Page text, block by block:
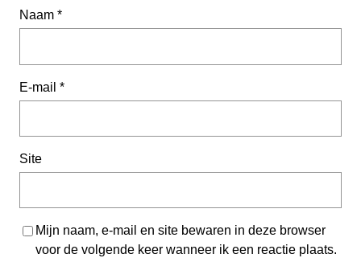
Naam *
E-mail *
Site
Mijn naam, e-mail en site bewaren in deze browser
voor de volgende keer wanneer ik een reactie plaats.